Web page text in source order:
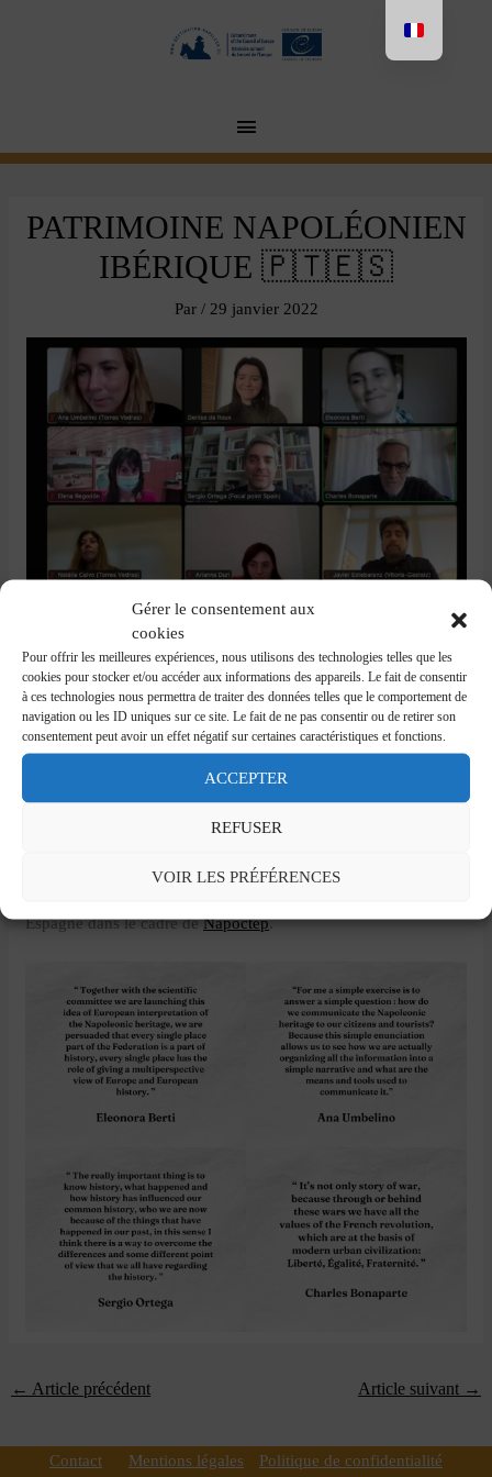
Gérer le consentement aux
cookies
Pour offrir les meilleures expériences, nous utilisons des technologies telles que les
cookies pour stocker et/ou accéder aux informations des appareils. Le fait de consentir
à ces technologies nous permettra de traiter des données telles que le comportement de
navigation ou les ID uniques sur ce site. Le fait de ne pas consentir ou de retirer son
consentement peut avoir un effet négatif sur certaines caractéristiques et fonctions.
ACCEPTER
REFUSER
VOIR LES PRÉFÉRENCES
MENU
PRINCIPALE
PATRIMOINE NAPOLÉONIEN
IBÉRIQUE 🇵🇹🇪🇸
Par / 29 janvier 2022
Le 27 janvier 2022 a eu lieu le premier meeting de l’année pour
nos partenaires de la péninsule ibérique pour la promotion du
patrimoine napoléonien en Europe.
Un grand merci aux participants deTorres Vedras CM
Gasteiz,Município de Almeida&Ministerio de Cultura y
): la collaboration continue, avec de belles perspectives
niveau local, le développement d’une application sur les
Espagne dans le cadre deNapoctep.
← Article précédent Article suivant →
Contact Mentions légales Politique de confidentialité